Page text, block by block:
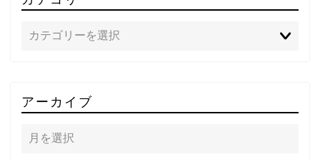
アーカイブ